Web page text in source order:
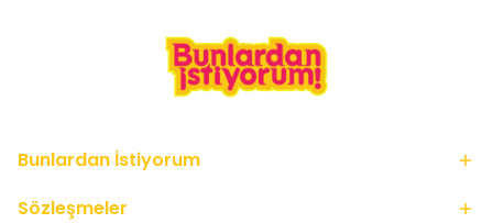
Bunlardan İstiyorum
Sözleşmeler